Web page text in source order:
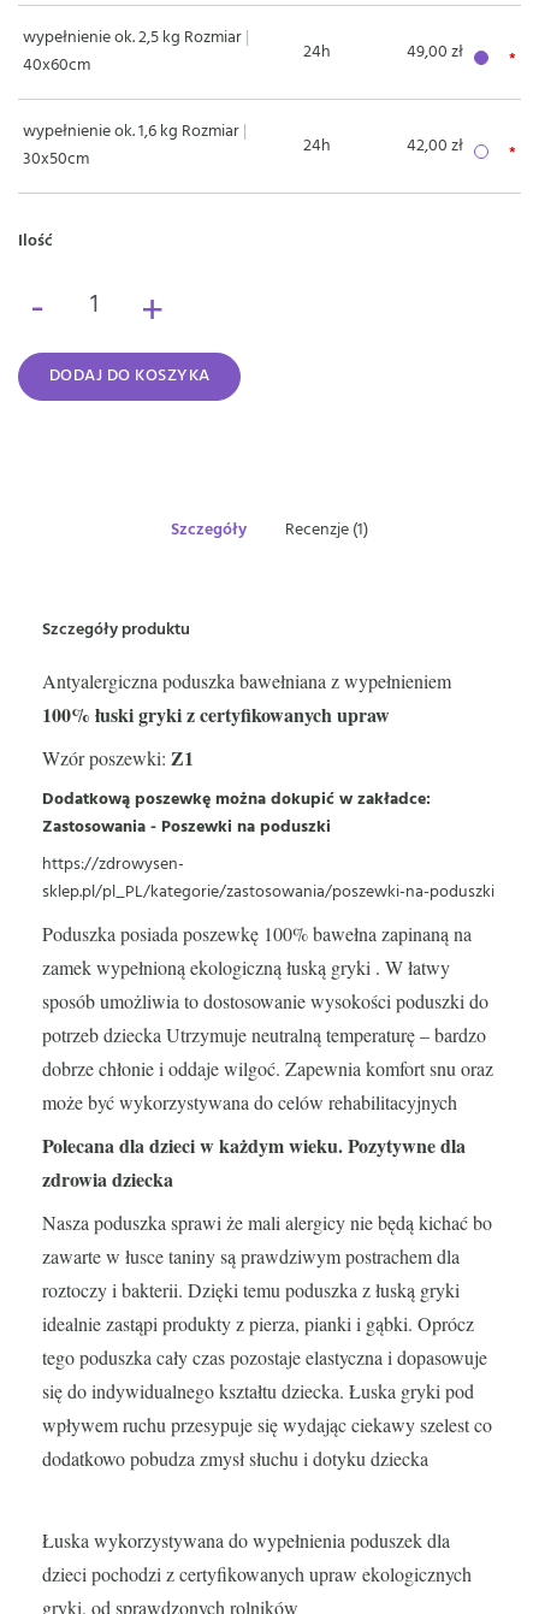
wypełnienie ok. 2,5 kg Rozmiar|
40x60cm
24h 49,00 zł
wypełnienie ok. 1,6 kg Rozmiar|
30x50cm
24h 42,00 zł
Ilość
- +
DODAJ DO KOSZYKA
Szczegóły Recenzje (1)
Szczegóły produktu
Antyalergiczna poduszka bawełniana z wypełnieniem
100% łuski gryki z certyfikowanych upraw
Wzór poszewki: Z1
Dodatkową poszewkę można dokupić w zakładce:
Zastosowania - Poszewki na poduszki
https://zdrowysen-
sklep.pl/pl_PL/kategorie/zastosowania/poszewki-na-poduszki
Poduszka posiada poszewkę 100% bawełna zapinaną na
zamek wypełnioną ekologiczną łuską gryki . W łatwy
sposób umożliwia to dostosowanie wysokości poduszki do
potrzeb dziecka Utrzymuje neutralną temperaturę – bardzo
dobrze chłonie i oddaje wilgoć. Zapewnia komfort snu oraz
może być wykorzystywana do celów rehabilitacyjnych
Polecana dla dzieci w każdym wieku. Pozytywne dla
zdrowia dziecka
Nasza poduszka sprawi że mali alergicy nie będą kichać bo
zawarte w łusce taniny są prawdziwym postrachem dla
roztoczy i bakterii. Dzięki temu poduszka z łuską gryki
idealnie zastąpi produkty z pierza, pianki i gąbki. Oprócz
tego poduszka cały czas pozostaje elastyczna i dopasowuje
się do indywidualnego kształtu dziecka. Łuska gryki pod
wpływem ruchu przesypuje się wydając ciekawy szelest co
dodatkowo pobudza zmysł słuchu i dotyku dziecka
Łuska wykorzystywana do wypełnienia poduszek dla
dzieci pochodzi z certyfikowanych upraw ekologicznych
gryki, od sprawdzonych rolników